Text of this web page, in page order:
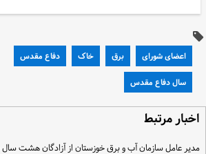
اعضای شورای برق خاک دفاع مقدس
سال دفاع مقدس
اخبار مرتبط
مدیر عامل سازمان آب و برق خوزستان از آزادگان هشت سال